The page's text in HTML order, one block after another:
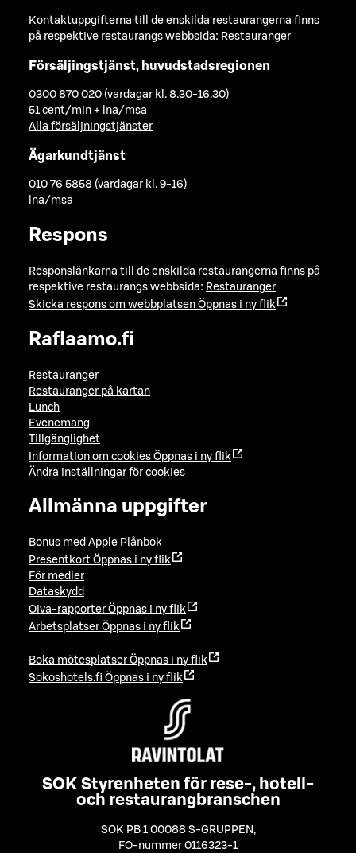
Kontaktuppgifterna till de enskilda restaurangerna finns
på respektive restaurangs webbsida: Restauranger
Försäljingstjänst, huvudstadsregionen
0300 870 020 (vardagar kl. 8.30-16.30)
51 cent/min + lna/msa
Alla försäljningstjänster
Ägarkundtjänst
010 76 5858 (vardagar kl. 9-16)
lna/msa
Respons
Responslänkarna till de enskilda restaurangerna finns på
respektive restaurangs webbsida: Restauranger
Skicka respons om webbplatsen Öppnas i ny flik
Raflaamo.fi
Restauranger
Restauranger på kartan
Lunch
Evenemang
Tillgänglighet
Information om cookies Öppnas i ny flik
Ändra inställningar för cookies
Allmänna uppgifter
Bonus med Apple Plånbok
Presentkort Öppnas i ny flik
För medier
Dataskydd
Oiva-rapporter Öppnas i ny flik
Arbetsplatser Öppnas i ny flik
Boka mötesplatser Öppnas i ny flik
Sokoshotels.fi Öppnas i ny flik
SOK Styrenheten för rese-, hotell-
och restaurangbranschen
SOK PB 1 00088 S-GRUPPEN ,
FO-nummer 0116323-1